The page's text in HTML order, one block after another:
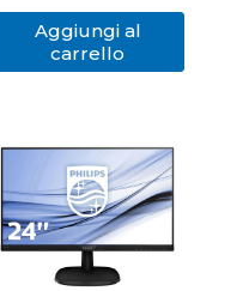
Aggiungi al
carrello